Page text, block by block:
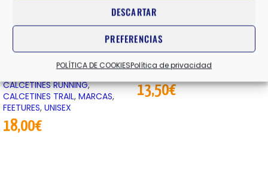
DESCARTAR
PREFERENCIAS
POLÍTICA DE COOKIESPolítica de privacidad
ELITE LIGHT CUSHION
MINI CREW
CALCETINES RUNNING,
CALCETINES TRAIL, MARCAS,
FEETURES, UNISEX
18,00€
REBEL
GLOBAL GORROS,
UNISEX
13,50€